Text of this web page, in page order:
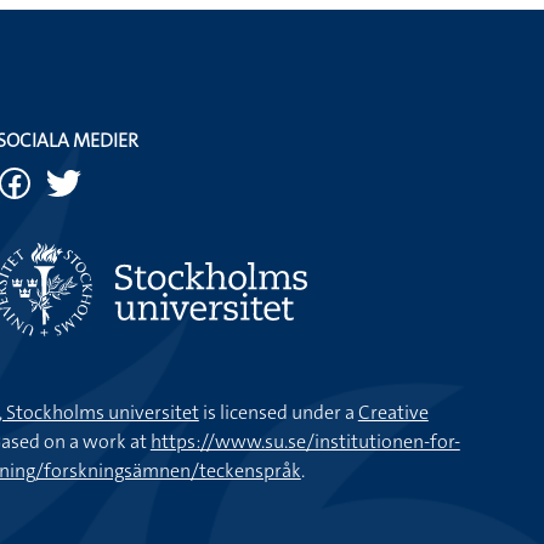
MEDIER
universitetis licensed under aCreative
on a work athttps://www.su.se/institutionen-for-
forskningsämnen/teckenspråk.